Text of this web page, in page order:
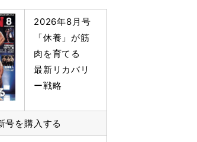
2026年8月号
「休養」が筋
肉を育てる
最新リカバリ
ー戦略
号を購入する